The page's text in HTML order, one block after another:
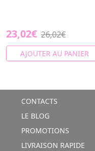
23,02€ 26,02€
AJOUTER AU PANIER
CONTACTS
LE BLOG
PROMOTIONS
LIVRAISON RAPIDE